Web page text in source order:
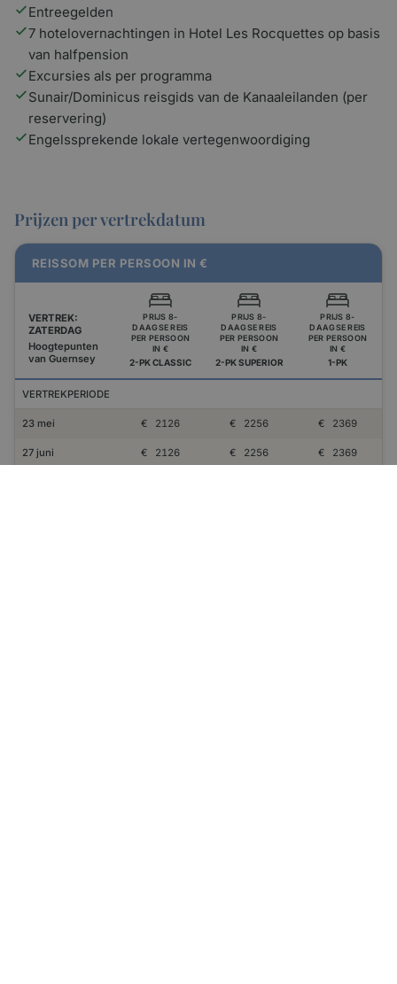
Entreegelden
7 hotelovernachtingen in Hotel Les Rocquettes op basis
van halfpension
Excursies als per programma
Sunair/Dominicus reisgids van de Kanaaleilanden (per
reservering)
Engelssprekende lokale vertegenwoordiging
Prijzen per vertrekdatum
REISSOM PER PERSOON IN €
VERTREK:
ZATERDAG
Hoogtepunten
van Guernsey
PRIJS 8-
DAAGSE REIS
PER PERSOON
IN €
2-PK CLASSIC
PRIJS 8-
DAAGSE REIS
PER PERSOON
IN €
2-PK SUPERIOR
PRIJS 8-
DAAGSE REIS
PER PERSOON
IN €
1-PK
VERTREKPERIODE
23 mei € 2126 € 2256 € 2369
27 juni € 2126 € 2256 € 2369